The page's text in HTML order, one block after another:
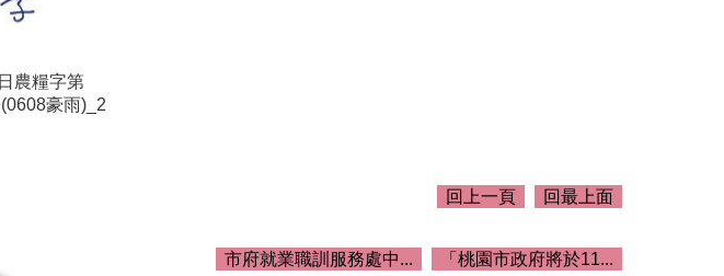
農糧字第
豪雨)_2
回上一頁 回最上面
市府就業職訓服務處中... 「桃園市政府將於11...